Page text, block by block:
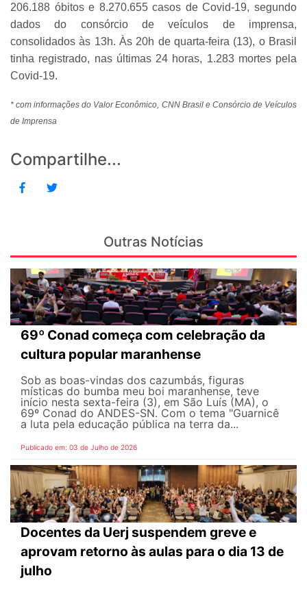
206.188 óbitos e 8.270.655 casos de Covid-19, segundo
dados do consórcio de veículos de imprensa,
consolidados às 13h. Às 20h de quarta-feira (13), o Brasil
tinha registrado, nas últimas 24 horas, 1.283 mortes pela
Covid-19.
* com informações do Valor Econômico, CNN Brasil e Consórcio de Veículos
de Imprensa
Compartilhe...
Outras Notícias
69º Conad começa com celebração da
cultura popular maranhense
Sob as boas-vindas dos cazumbás, figuras
místicas do bumba meu boi maranhense, teve
início nesta sexta-feira (3), em São Luís (MA), o
69º Conad do ANDES-SN. Com o tema "Guarnicê
a luta pela educação pública na terra da...
Publicado em: 03 de Julho de 2026
Docentes da Uerj suspendem greve e
aprovam retorno às aulas para o dia 13 de
julho